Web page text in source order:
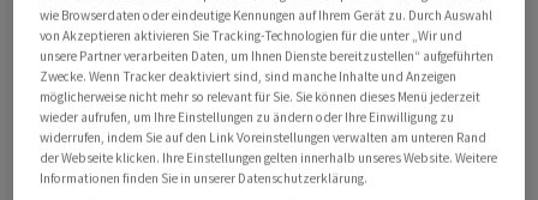
Vom «grossen Verfall» oder auch «vierfachen Verfall»
sprechen Börsianer, wenn Optionen und Futures auf
Indizes und einzelne Aktien am selben Tag verfallen.
Insgesamt gibt es jährlich vier grosse Verfallstermine,
und zwar jeweils am dritten Freitag der Monate Juni,
September, Dezember und März. Zu diesen Terminen
können Aktienkurse und auch Indizes ohne wesentliche
wie Browserdaten oder eindeutige Kennungen auf Ihrem Gerät zu. Durch Auswahl
von Akzeptieren aktivieren Sie Tracking-Technologien für die unter „Wir und
unsere Partner verarbeiten Daten, um Ihnen Dienste bereitzustellen“ aufgeführten
Zwecke. Wenn Tracker deaktiviert sind, sind manche Inhalte und Anzeigen
möglicherweise nicht mehr so relevant für Sie. Sie können dieses Menü jederzeit
wieder aufrufen, um Ihre Einstellungen zu ändern oder Ihre Einwilligung zu
widerrufen, indem Sie auf den Link Voreinstellungen verwalten am unteren Rand
der Webseite klicken. Ihre Einstellungen gelten innerhalb unseres Website. Weitere
Informationen finden Sie in unserer Datenschutzerklärung.